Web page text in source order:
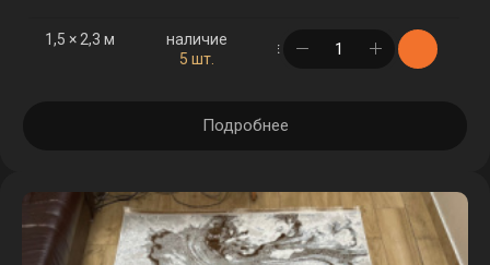
1,5 × 2,3 м
наличие
5 шт.
в корзине
Подробнее